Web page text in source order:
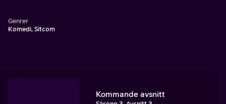
Genrer
Komedi, Sitcom
Kommande avsnitt